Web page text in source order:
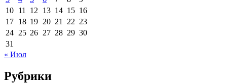
10 11 12 13 14 15 16
17 18 19 20 21 22 23
24 25 26 27 28 29 30
31
« Июл
Рубрики